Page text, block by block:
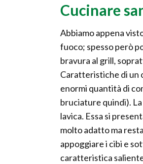
Cucinare
Abbiamo appena
fuoco; spesso però
bravura al grill,
Caratteristiche di un
enormi quantità di
bruciature quindi).
lavica. Essa si
molto adatto ma
appoggiare i cibi e
caratteristica